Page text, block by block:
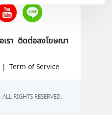
รา ติดต่อลงโฆษณา
| Term of Service
RIGHTS RESERVED.